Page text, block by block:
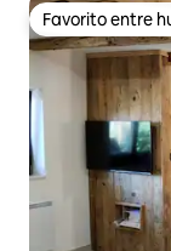
Favorito entre
Favorito entre